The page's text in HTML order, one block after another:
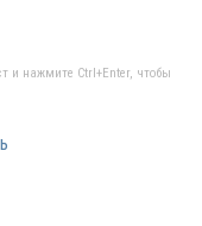
и нажмите Ctrl+Enter, чтобы